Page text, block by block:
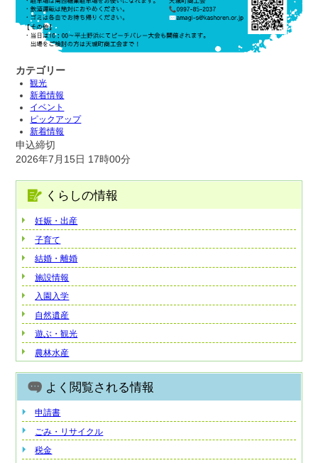
カテゴリー
観光
新着情報
イベント
ピックアップ
新着情報
申込締切
2026年7月15日 17時00分
くらしの情報
妊娠・出産
子育て
結婚・離婚
施設情報
入園入学
自然遺産
遊ぶ・観光
農林水産
よく閲覧される情報
申請書
ごみ・リサイクル
税金